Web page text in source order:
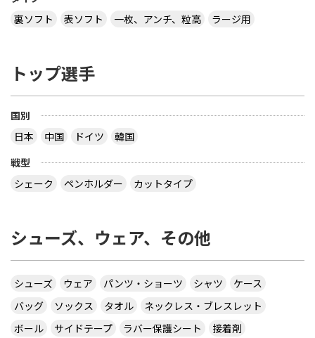
裏ソフト
表ソフト 一枚、アンチ、粒高 ラージ用
トップ選手
国別
日本
中国 ドイツ
韓国
戦型
シェーク
ペンホルダー カットタイプ
シューズ、ウェア、その他
シューズ ウェア パンツ・ショーツ シャツ
ケース
バッグ
ソックス タオル
ネックレス・ブレスレット
ボール
サイドテープ ラバー保護シート
接着剤